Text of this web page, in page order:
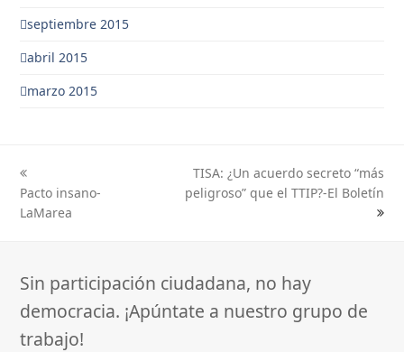
septiembre 2015
abril 2015
marzo 2015
previous
post:
Pacto insano-
LaMarea
TISA: ¿Un acuerdo secreto “más
peligroso” que el TTIP?-El Boletín
Sin participación ciudadana, no hay
democracia. ¡Apúntate a nuestro grupo de
trabajo!